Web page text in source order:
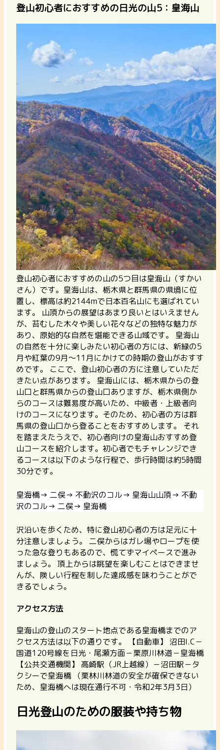
登山初心者におすすめの日光の山5：皇海山
登山初心者におすすめの山の5つ目は皇海山（すかい
さん）です。皇海山は、栃木県と群馬県の県境に位
置し、標高は約2144mで日本百名山にも選ばれてい
ます。 山頂からの展望はあまり良いとはいえません
が、苔むした木々や美しい花々などの独特な魅力が
あり、原始的な自然を堪能できる山域です。 皇海山
の自然を十分に楽しみたい初心者の方には、新緑の5
月や紅葉の9月～11月にかけての時期の登山がおすす
めです。 ここで、登山初心者の方に注意していただ
きたい点があります。 皇海山には、栃木県からの登
山口と群馬県からの登山口ありますが、栃木県側か
らのコースは難易度が高いため、中級者・上級者向
けのコースになります。そのため、初心者の方は群
馬県の登山口から登ることをおすすめします。 それ
を踏まえたうえで、初心者向けの皇海山おすすめ登
山コースを紹介します。初心者でもチャレンジでき
るコースは以下のような行程で、歩行時間は約5時間
30分です。
皇海橋→ 二俣→ 不動沢のコル→ 皇海山山頂→ 不動
沢のコル→ 二俣→ 皇海橋
沢沿いを歩くため、特に登山初心者の方は足元に十
分注意しましょう。 二俣からはガレ場やロープを使
った急な登りもあるので、慌てずマイペースで進み
ましょう。 頂上からは眺望を楽しむことはできませ
んが、険しい行程を制した達成感を味わうことがで
きるでしょう。
アクセス方法
皇海山の登山のスタート地点である皇海橋までのア
クセス方法は以下の通りです。
【自動車】
沼田I.C－
国道120号線を日光・尾瀬方面－栗原川林道－皇海橋
【公共交通機関】
高崎駅（JR上越線）－沼田駅－タ
クシーで皇海橋 （栗林川林道の安全が確保できない
ため、皇海橋へは現在通行不可・令和2年3月3日）
日光登山のための服装や持ち物